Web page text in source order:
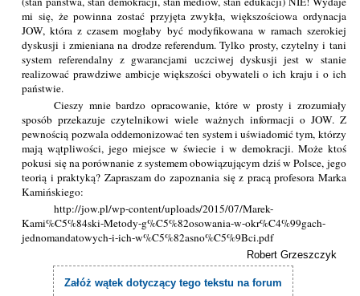
mi się, że powinna zostać przyjęta zwykła, większościowa ordynacja
JOW, która z czasem mogłaby być modyfikowana w ramach szerokiej
dyskusji i zmieniana na drodze referendum. Tylko prosty, czytelny i tani
system referendalny z gwarancjami uczciwej dyskusji jest w stanie
realizować prawdziwe ambicje większości obywateli o ich kraju i o ich
państwie.
Cieszy mnie bardzo opracowanie, które w prosty i zrozumiały
sposób przekazuje czytelnikowi wiele ważnych informacji o JOW. Z
pewnością pozwala oddemonizować ten system i uświadomić tym, którzy
mają wątpliwości, jego miejsce w świecie i w demokracji. Może ktoś
pokusi się na porównanie z systemem obowiązującym dziś w Polsce, jego
teorią i praktyką? Zapraszam do zapoznania się z pracą profesora Marka
Kamińskiego:
http://jow.pl/wp-content/uploads/2015/07/Marek-
Kami%C5%84ski-Metody-g%C5%82osowania-w-okr%C4%99gach-
jednomandatowych-i-ich-w%C5%82asno%C5%9Bci.pdf
Robert Grzeszczyk
Załóż wątek dotyczący tego tekstu na forum